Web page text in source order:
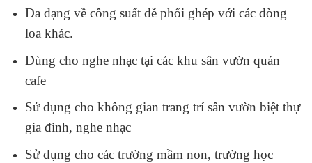
Đa dạng về công suất dễ phối ghép với các dòng
loa khác.
Dùng cho nghe nhạc tại các khu sân vườn quán
cafe
Sử dụng cho không gian trang trí sân vườn biệt thự
gia đình, nghe nhạc
Sử dụng cho các trường mầm non, trường học